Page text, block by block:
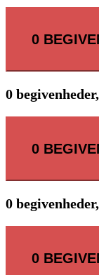
0
0 begivenheder,
0
0 begivenheder,
0